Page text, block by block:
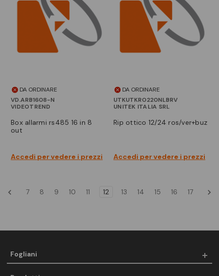
DA ORDINARE
VD.ARB1608-N
VIDEOTREND
box allarmi rs485 16 in 8
out
Accedi per vedere i prezzi
DA ORDINARE
UTKUTKRO220NLBRV
UNITEK ITALIA SRL
rip ottico 12/24 ros/ver+buz
Accedi per vedere i prezzi
7 8 9 10 11 12 13 14 15 16 17
Fogliani